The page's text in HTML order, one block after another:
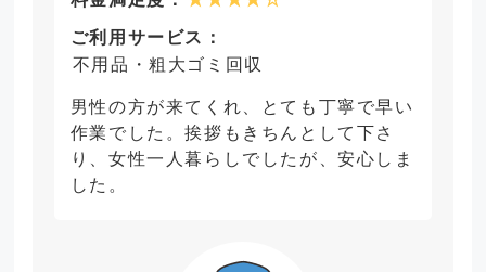
ご利用サービス：
不用品・粗大ゴミ回収
男性の方が来てくれ、とても丁寧で早い
作業でした。挨拶もきちんとして下さ
り、女性一人暮らしでしたが、安心しま
した。